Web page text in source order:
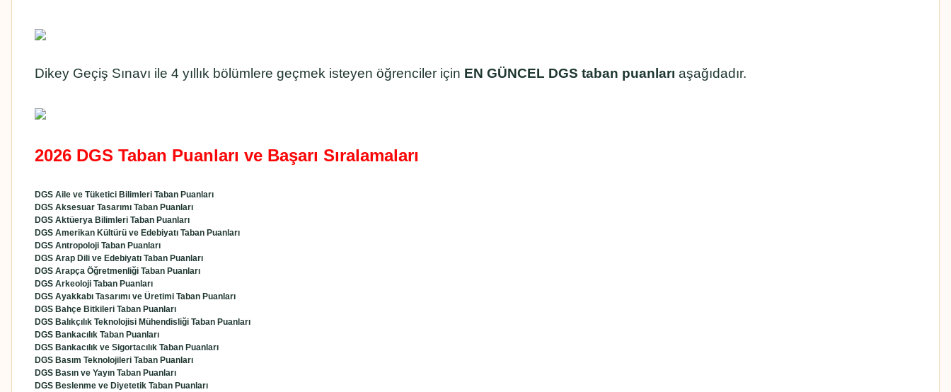
Dikey Geçiş Sınavı ile 4 yıllık bölümlere geçmek isteyen öğrenciler için EN GÜNCEL DGS taban puanları aşağıdadır.
2026 DGS Taban Puanları ve Başarı Sıralamaları
DGS Aile ve Tüketici Bilimleri Taban Puanları
DGS Aksesuar Tasarımı Taban Puanları
DGS Aktüerya Bilimleri Taban Puanları
DGS Amerikan Kültürü ve Edebiyatı Taban Puanları
DGS Antropoloji Taban Puanları
DGS Arap Dili ve Edebiyatı Taban Puanları
DGS Arapça Öğretmenliği Taban Puanları
DGS Arkeoloji Taban Puanları
DGS Ayakkabı Tasarımı ve Üretimi Taban Puanları
DGS Bahçe Bitkileri Taban Puanları
DGS Balıkçılık Teknolojisi Mühendisliği Taban Puanları
DGS Bankacılık Taban Puanları
DGS Bankacılık ve Sigortacılık Taban Puanları
DGS Basım Teknolojileri Taban Puanları
DGS Basın ve Yayın Taban Puanları
DGS Beslenme ve Diyetetik Taban Puanları